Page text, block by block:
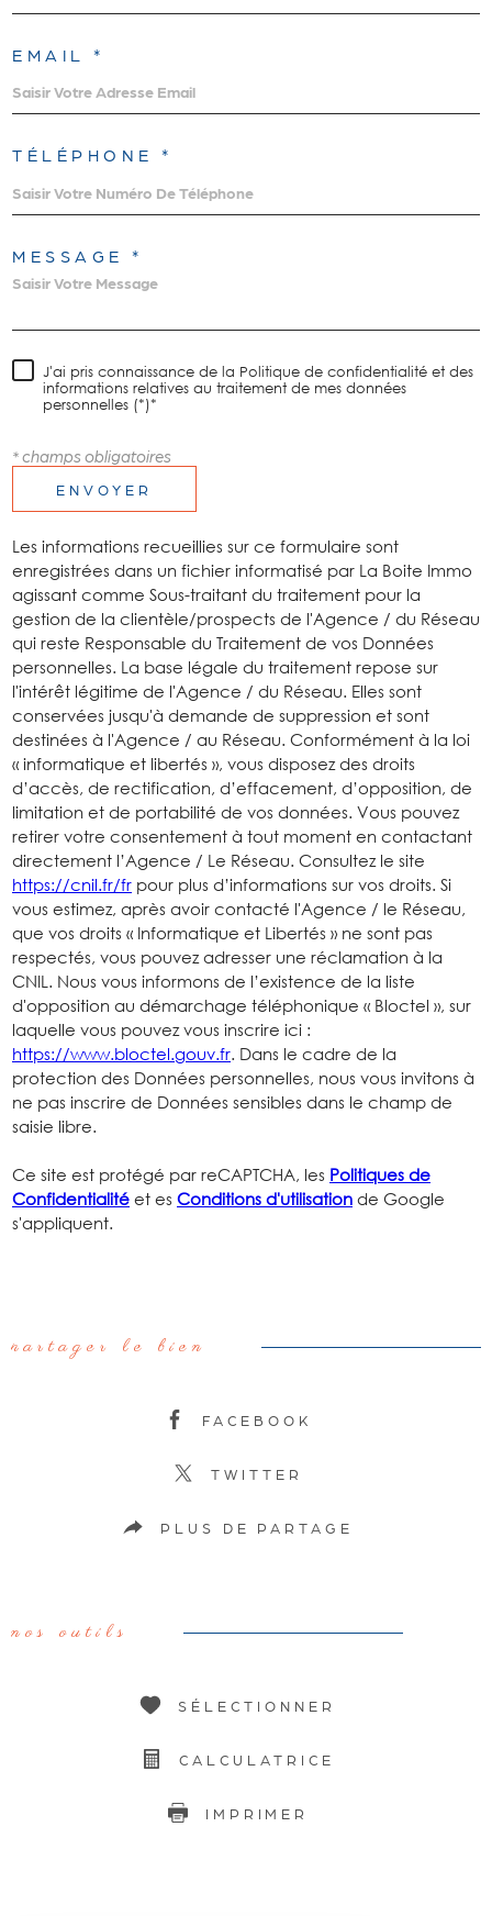
EMAIL *
TÉLÉPHONE *
MESSAGE *
J'ai pris connaissance de la Politique de confidentialité et des
informations relatives au traitement de mes données
personnelles (*)*
* champs obligatoires
ENVOYER
Les informations recueillies sur ce formulaire sont
enregistrées dans un fichier informatisé par La Boite Immo
agissant comme Sous-traitant du traitement pour la
gestion de la clientèle/prospects de l'Agence / du Réseau
qui reste Responsable du Traitement de vos Données
personnelles. La base légale du traitement repose sur
l'intérêt légitime de l'Agence / du Réseau. Elles sont
conservées jusqu'à demande de suppression et sont
destinées à l'Agence / au Réseau. Conformément à la loi
« informatique et libertés », vous disposez des droits
d’accès, de rectification, d’effacement, d’opposition, de
limitation et de portabilité de vos données. Vous pouvez
retirer votre consentement à tout moment en contactant
directement l’Agence / Le Réseau. Consultez le site
https://cnil.fr/fr pour plus d’informations sur vos droits. Si
vous estimez, après avoir contacté l'Agence / le Réseau,
que vos droits « Informatique et Libertés » ne sont pas
respectés, vous pouvez adresser une réclamation à la
CNIL. Nous vous informons de l’existence de la liste
d'opposition au démarchage téléphonique « Bloctel », sur
laquelle vous pouvez vous inscrire ici :
https://www.bloctel.gouv.fr. Dans le cadre de la
protection des Données personnelles, nous vous invitons à
ne pas inscrire de Données sensibles dans le champ de
saisie libre.
Ce site est protégé par reCAPTCHA, les Politiques de
Confidentialité et es Conditions d'utilisation de Google
s'appliquent.
partager le bien
FACEBOOK
TWITTER
PLUS DE PARTAGE
nos outils
SÉLECTIONNER
CALCULATRICE
IMPRIMER